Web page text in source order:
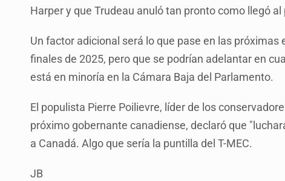
Harper y que Trudeau anuló tan pronto como llegó
Un factor adicional será lo que pase en las
finales de 2025, pero que se podrían adelantar en
está en minoría en la Cámara Baja del Parlamento.
El populista Pierre Poilievre, líder de los
próximo gobernante canadiense, declaró que
a Canadá. Algo que sería la puntilla del T-MEC.
JB